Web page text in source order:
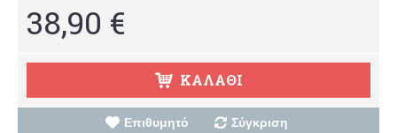
38,90 €
ΚΑΛΆΘΙ
Επιθυμητό Σύγκριση